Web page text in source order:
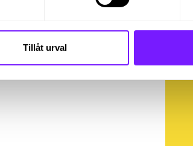
Tillåt urval
Läs vidare